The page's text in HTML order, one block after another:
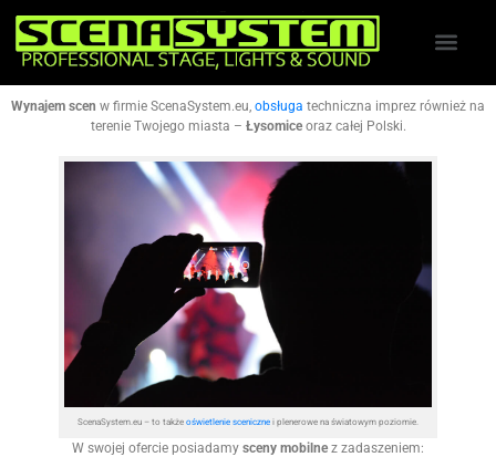
Wynajem scen w firmie ScenaSystem.eu, obsługa techniczna imprez również na
terenie Twojego miasta – Łysomice oraz całej Polski.
ScenaSystem.eu – to także oświetlenie scenicznei plenerowe na światowym poziomie.
W swojej ofercie posiadamy sceny mobilne z zadaszeniem: